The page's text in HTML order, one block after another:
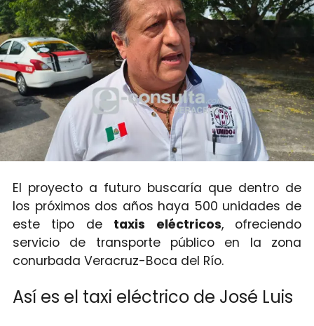
El proyecto a futuro buscaría que dentro de
los próximos dos años haya 500 unidades de
este tipo de taxis eléctricos, ofreciendo
servicio de transporte público en la zona
conurbada Veracruz-Boca del Río.
Así es el taxi eléctrico de José Luis